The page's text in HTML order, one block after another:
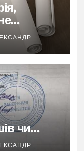
чи